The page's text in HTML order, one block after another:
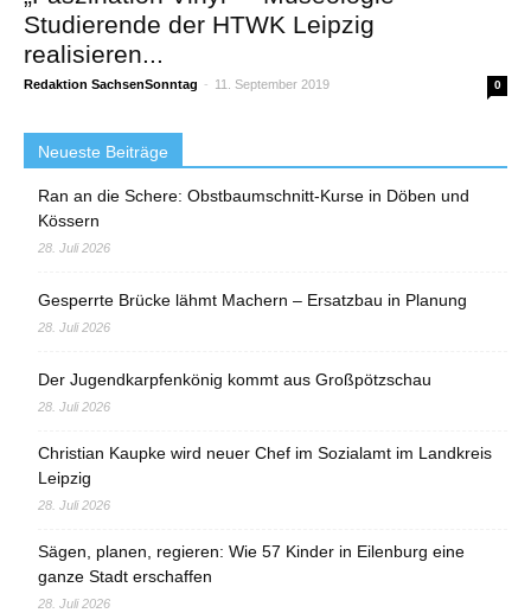
Studierende der HTWK Leipzig
realisieren...
Redaktion SachsenSonntag - 11. September 2019 0
Neueste Beiträge
Ran an die Schere: Obstbaumschnitt-Kurse in Döben und
Kössern
28. Juli 2026
Gesperrte Brücke lähmt Machern – Ersatzbau in Planung
28. Juli 2026
Der Jugendkarpfenkönig kommt aus Großpötzschau
28. Juli 2026
Christian Kaupke wird neuer Chef im Sozialamt im Landkreis
Leipzig
28. Juli 2026
Sägen, planen, regieren: Wie 57 Kinder in Eilenburg eine
ganze Stadt erschaffen
28. Juli 2026